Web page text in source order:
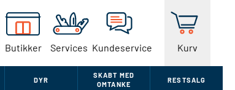
Butikker Services Kundeservice Kurv
DYR
SKABT MED
OMTANKE
RESTSALG